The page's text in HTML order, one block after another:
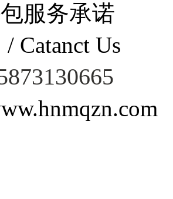
服务承诺
Catanct Us